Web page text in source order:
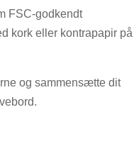
FSC-godkendt
kork eller kontrapapir på
og sammensætte dit